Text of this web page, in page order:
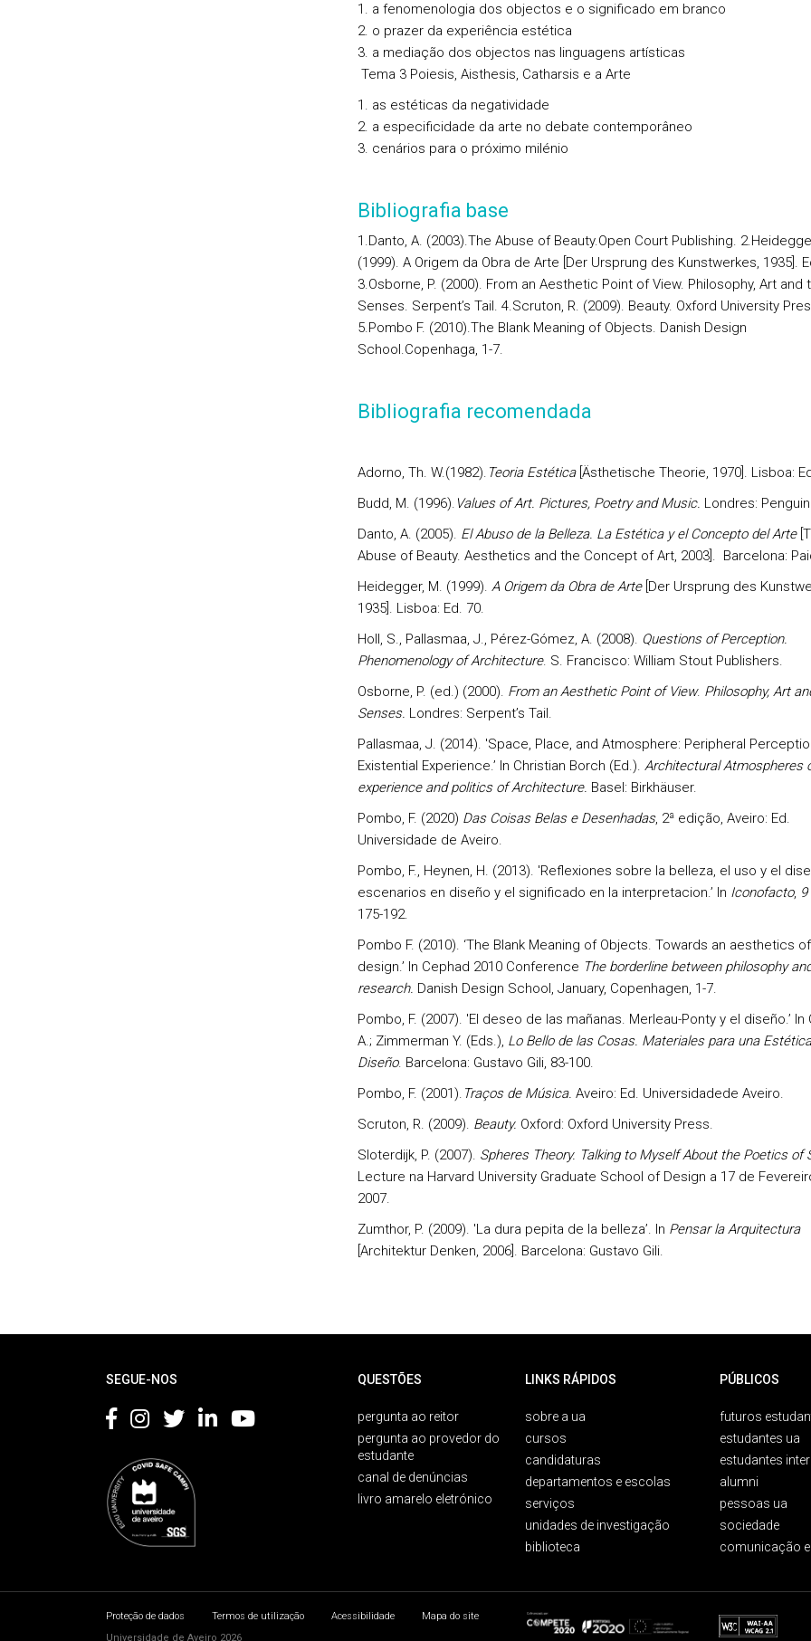
a fenomenologia dos objectos e o significado em branco
o prazer da experiência estética
a mediação dos objectos nas linguagens artísticas
Tema 3 Poiesis, Aisthesis, Catharsis e a Arte
as estéticas da negatividade
a especificidade da arte no debate contemporâneo
cenários para o próximo milénio
Bibliografia base
1.Danto, A. (2003).The Abuse of Beauty.Open Court Publishing.
(1999). A Origem da Obra de Arte [Der Ursprung des Kunstwerkes, 1935].
3.Osborne, P. (2000). From an Aesthetic Point of View. Philosophy, Art and
Senses. Serpent’s Tail. 4.Scruton, R. (2009). Beauty. Oxford University
5.Pombo F. (2010).The Blank Meaning of Objects. Danish Design
School.Copenhaga, 1-7.
Bibliografia recomendada
Adorno, Th. W.(1982). Teoria Estética[Ästhetische Theorie, 1970]. Lisboa:
Budd, M. (1996). Values of Art. Pictures, Poetry and Music. Londres:
Danto, A. (2005). El Abuso de la Belleza. La Estética y el Concepto del Arte
Abuse of Beauty. Aesthetics and the Concept of Art, 2003]. Barcelona:
Heidegger, M. (1999). A Origem da Obra de Arte [Der Ursprung des
1935]. Lisboa: Ed. 70.
Holl, S., Pallasmaa, J., Pérez-Gómez, A. (2008). Questions of Perception.
Phenomenology of Architecture. S. Francisco: William Stout Publishers.
Osborne, P. (ed.) (2000). From an Aesthetic Point of View. Philosophy, Art
Senses. Londres: Serpent’s Tail.
Pallasmaa, J. (2014). 'Space, Place, and Atmosphere: Peripheral
Existential Experience.’ In Christian Borch (Ed.). Architectural Atmospheres
experience and politics of Architecture. Basel: Birkhäuser.
Pombo, F. (2020) Das Coisas Belas e Desenhadas, 2ª edição, Aveiro: Ed.
Universidade de Aveiro.
Pombo, F., Heynen, H. (2013). 'Reflexiones sobre la belleza, el uso y el
escenarios en diseño y el significado en la interpretacion.’ In Iconofacto, 9
175-192.
Pombo F. (2010). ‘The Blank Meaning of Objects. Towards an aesthetics of
design.’ In Cephad 2010 Conference The borderline between philosophy
research. Danish Design School, January, Copenhagen, 1-7.
Pombo, F. (2007). 'El deseo de las mañanas. Merleau-Ponty y el diseño.’ In
A.; Zimmerman Y. (Eds.), Lo Bello de las Cosas. Materiales para una
Diseño. Barcelona: Gustavo Gili, 83-100.
Pombo, F. (2001). Traços de Música. Aveiro: Ed. Universidadede Aveiro.
Scruton, R. (2009). Beauty. Oxford: Oxford University Press.
Sloterdijk, P. (2007). Spheres Theory. Talking to Myself About the Poetics of
Lecture na Harvard University Graduate School of Design a 17 de
2007.
Zumthor, P. (2009). 'La dura pepita de la belleza’. In Pensar la Arquitectura
[Architektur Denken, 2006]. Barcelona: Gustavo Gili.
SEGUE-NOS QUESTÕES
pergunta ao reitor
pergunta ao provedor do
estudante
canal de denúncias
livro amarelo eletrónico
LINKS RÁPIDOS
sobre a ua
cursos
candidaturas
departamentos e escolas
serviços
unidades de investigação
biblioteca
PÚBLICOS
futuros
estudantes ua
estudantes
alumni
pessoas ua
sociedade
comunicação
Proteção de dados Termos de utilização Acessibilidade
Mapa do site
Universidade de Aveiro 2026